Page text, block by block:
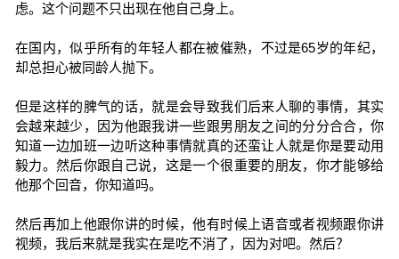
虑。这个问题不只出现在他自己身上。
在国内，似乎所有的年轻人都在被催熟，不过是65岁的年纪，
却总担心被同龄人抛下。
但是这样的脾气的话，就是会导致我们后来人聊的事情，其实
会越来越少，因为他跟我讲一些跟男朋友之间的分分合合，你
知道一边加班一边听这种事情就真的还蛮让人就是你是要动用
毅力。然后你跟自己说，这是一个很重要的朋友，你才能够给
他那个回音，你知道吗。
然后再加上他跟你讲的时候，他有时候上语音或者视频跟你讲
视频，我后来就是我实在是吃不消了，因为对吧。然后？